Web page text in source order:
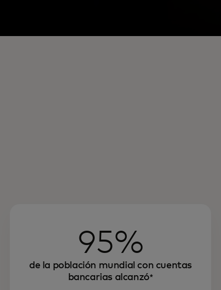
95%
de la población mundial con cuentas
bancarias alcanzó*